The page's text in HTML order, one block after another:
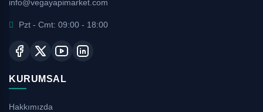
info@vegayapimarket.com
Pzt - Cmt: 09:00 - 18:00
KURUMSAL
Hakkımızda